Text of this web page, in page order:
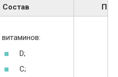
Состав
витаминов:
D;
С;